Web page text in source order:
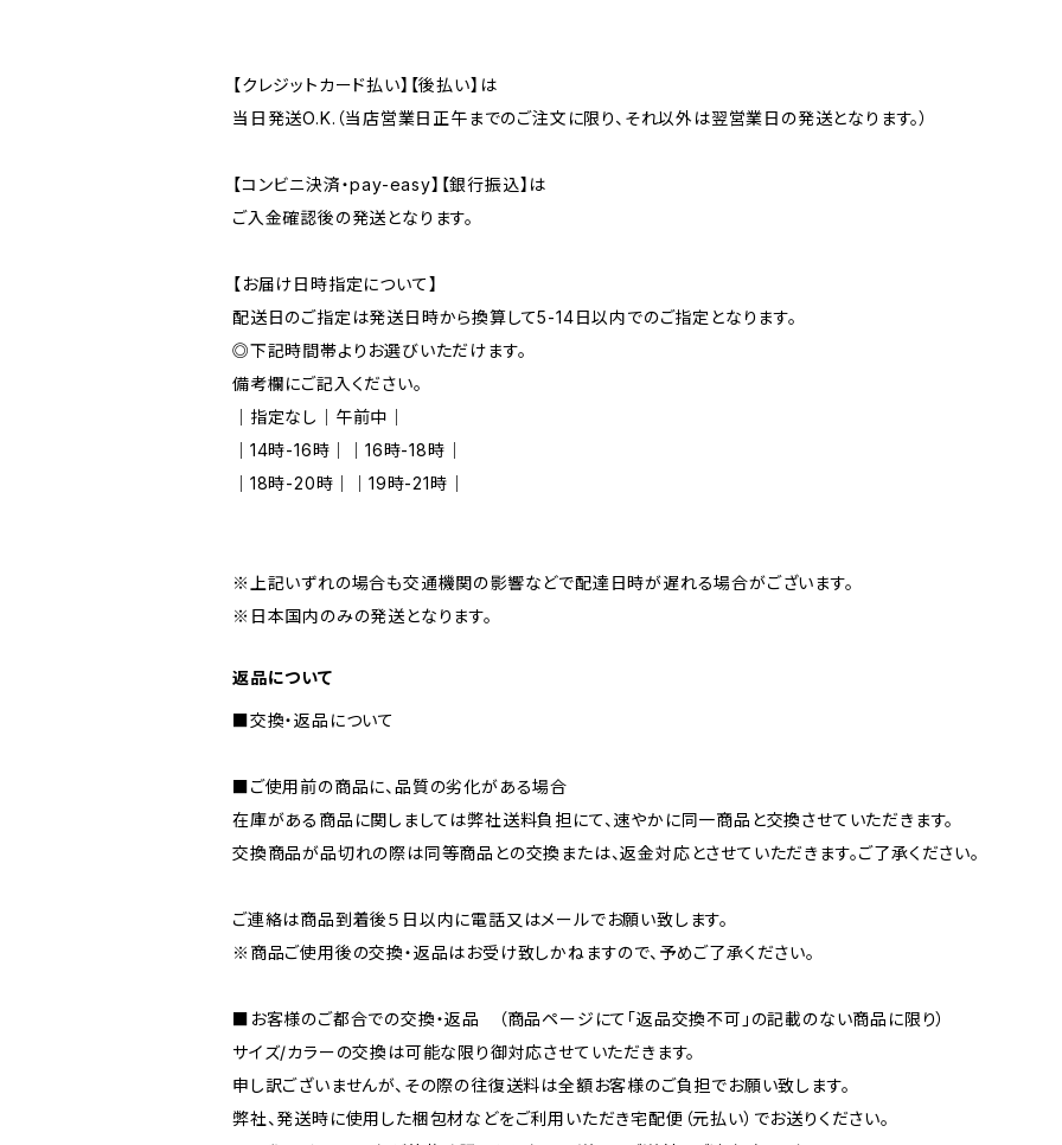
【クレジットカード払い】【後払い】は
当日発送O.K.（当店営業日正午までのご注文に限り、それ以外は翌営業日の発送となります。）
【コンビニ決済・pay-easy】【銀行振込】は
ご入金確認後の発送となります。
【お届け日時指定について】
配送日のご指定は発送日時から換算して5-14日以内でのご指定となります。
◎下記時間帯よりお選びいただけます。
備考欄にご記入ください。
｜指定なし｜午前中｜
｜14時-16時｜｜16時-18時｜
｜18時-20時｜｜19時-21時｜
※上記いずれの場合も交通機関の影響などで配達日時が遅れる場合がございます。
※日本国内のみの発送となります。
返品について
■交換・返品について
■ご使用前の商品に、品質の劣化がある場合
在庫がある商品に関しましては弊社送料負担にて、速やかに同一商品と交換させていただきます。
交換商品が品切れの際は同等商品との交換または、返金対応とさせていただきます。ご了承ください。
ご連絡は商品到着後５日以内に電話又はメールでお願い致します。
※商品ご使用後の交換・返品はお受け致しかねますので、予めご了承ください。
■お客様のご都合での交換・返品 （商品ページにて「返品交換不可」の記載のない商品に限り）
サイズ/カラーの交換は可能な限り御対応させていただきます。
申し訳ございませんが、その際の往復送料は全額お客様のご負担でお願い致します。
弊社、発送時に使用した梱包材などをご利用いただき宅配便（元払い）でお送りください。